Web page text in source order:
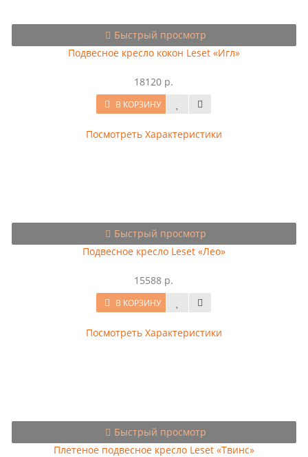
Быстрый просмотр
Подвесное кресло кокон Leset «Игл»
18120 р.
В КОРЗИНУ
Посмотреть Характеристики
Быстрый просмотр
Подвесное кресло Leset «Лео»
15588 р.
В КОРЗИНУ
Посмотреть Характеристики
Быстрый просмотр
Плетеное подвесное кресло Leset «Твинс»